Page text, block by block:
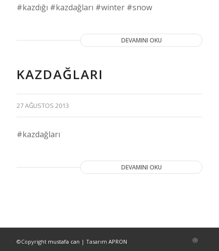
#kazdığı #kazdağları #winter #snow
DEVAMINI OKU
KAZDAĞLARI
27 AĞUSTOS 2013
#kazdağları
DEVAMINI OKU
©Copyright mustafa can | Tasarım APRON